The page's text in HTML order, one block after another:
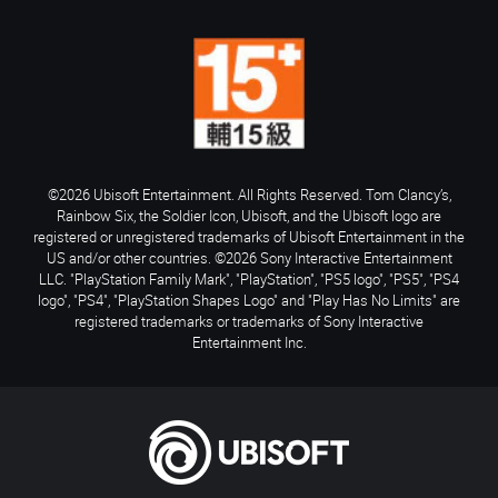
©2026 Ubisoft Entertainment. All Rights Reserved. Tom Clancy’s,
Rainbow Six, the Soldier Icon, Ubisoft, and the Ubisoft logo are
registered or unregistered trademarks of Ubisoft Entertainment in the
US and/or other countries. ©2026 Sony Interactive Entertainment
LLC. "PlayStation Family Mark", "PlayStation", "PS5 logo", "PS5", "PS4
logo", "PS4", "PlayStation Shapes Logo" and "Play Has No Limits" are
registered trademarks or trademarks of Sony Interactive
Entertainment Inc.